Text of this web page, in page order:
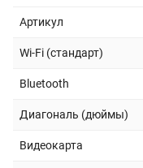
Артикул
Wi-Fi (стандарт)
Bluetooth
Диагональ (дюймы)
Видеокарта